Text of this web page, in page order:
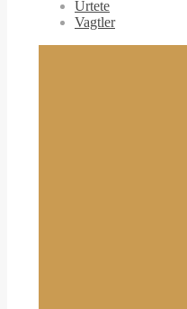
Urtete
Vagtler